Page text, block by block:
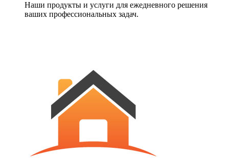
Наши продукты и услуги для ежедневного решения
ваших профессиональных задач.